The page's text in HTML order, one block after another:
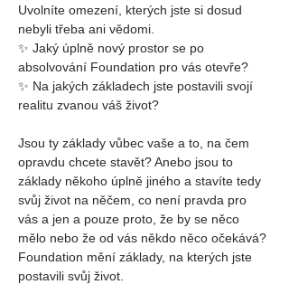
Uvolníte omezení, kterých jste si dosud
nebyli třeba ani vědomi.
✨ Jaký úplně nový prostor se po
absolvování Foundation pro vás otevře?
✨ Na jakých základech jste postavili svojí
realitu zvanou váš život?
Jsou ty základy vůbec vaše a to, na čem
opravdu chcete stavět? Anebo jsou to
základy někoho úplně jiného a stavíte tedy
svůj život na něčem, co není pravda pro
vás a jen a pouze proto, že by se něco
mělo nebo že od vás někdo něco očekává?
Foundation mění základy, na kterých jste
postavili svůj život.